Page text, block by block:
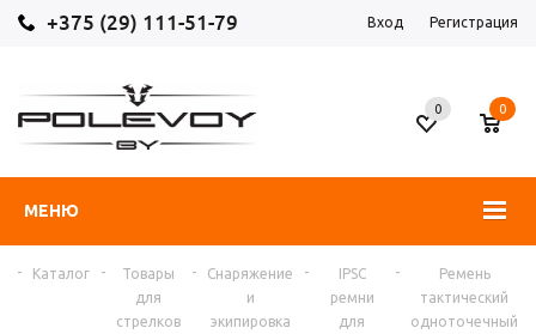
Вход Регистрация
+375 (29) 111-51-79
МЕНЮ
0 0
- Каталог -
Товары
для
стрелков
-
Снаряжение
и
экипировка
-
IPSC
ремни
для
-
Ремень
тактический
одноточечный